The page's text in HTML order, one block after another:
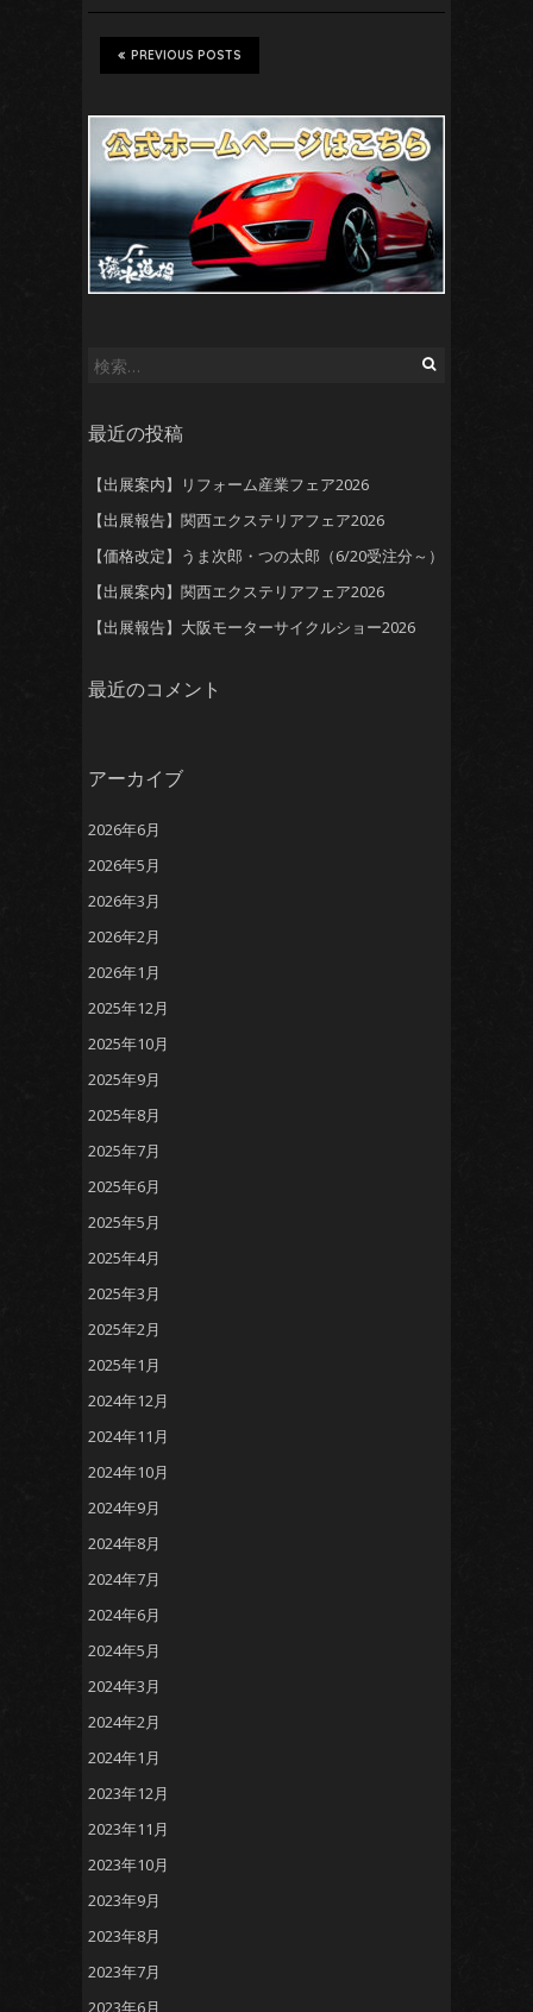
PREVIOUS POSTS
検
最近の投稿
【出展案内】リフォーム産業フェア2026
【出展報告】関西エクステリアフェア2026
【価格改定】うま次郎・つの太郎（6/20受注分～）
【出展案内】関西エクステリアフェア2026
【出展報告】大阪モーターサイクルショー2026
最近のコメント
アーカイブ
2026年6月
2026年5月
2026年3月
2026年2月
2026年1月
2025年12月
2025年10月
2025年9月
2025年8月
2025年7月
2025年6月
2025年5月
2025年4月
2025年3月
2025年2月
2025年1月
2024年12月
2024年11月
2024年10月
2024年9月
2024年8月
2024年7月
2024年6月
2024年5月
2024年3月
2024年2月
2024年1月
2023年12月
2023年11月
2023年10月
2023年9月
2023年8月
2023年7月
2023年6月